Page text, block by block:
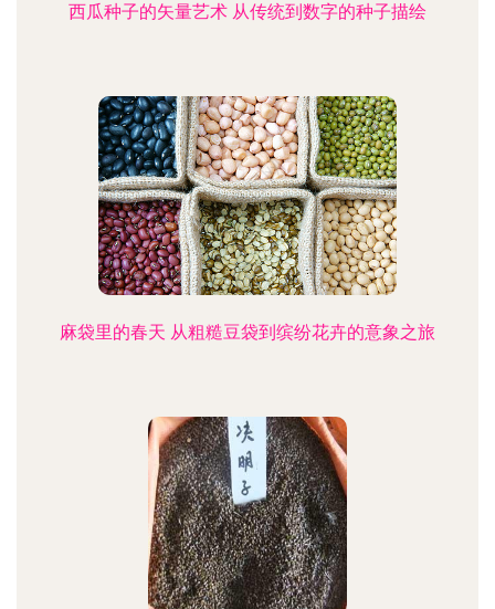
西瓜种子的矢量艺术 从传统到数字的种子描绘
麻袋里的春天 从粗糙豆袋到缤纷花卉的意象之旅